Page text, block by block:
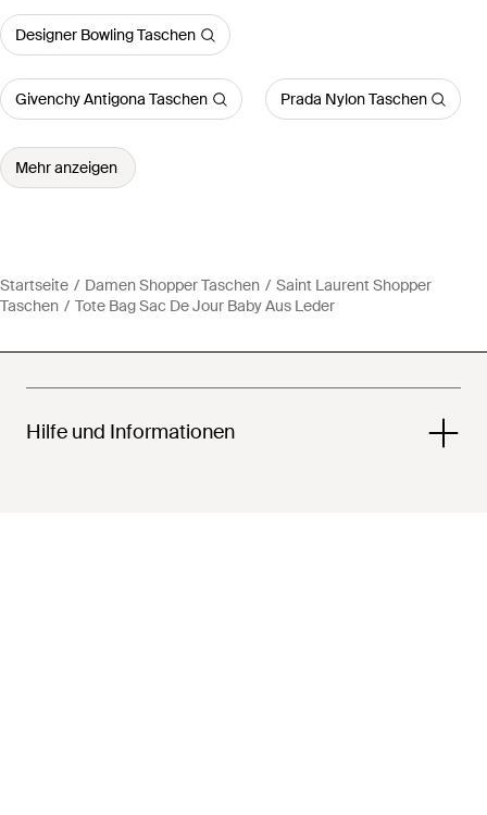
Designer Bowling Taschen
Givenchy Antigona Taschen Prada Nylon Taschen
Mehr anzeigen
Startseite Damen Shopper Taschen
Saint Laurent Shopper
Taschen
Tote Bag Sac De Jour Baby Aus Leder
Hilfe und Informationen